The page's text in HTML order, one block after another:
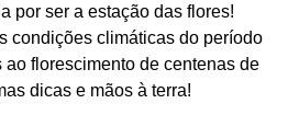
por ser a estação das flores!
condições climáticas do período
florescimento de centenas de
dicas e mãos à terra!